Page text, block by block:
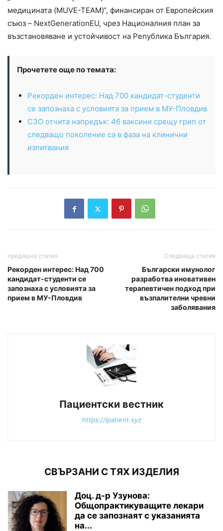
медицината (MUVE-TEAM)“, финансиран от Европейския
съюз – NextGenerationEU, чрез Националния план за
възстановяване и устойчивост на Република България.
Прочетете още по темата:
Рекорден интерес: Над 700 кандидат-студенти
се запознаха с условията за прием в МУ-Пловдив
СЗО отчита напредък: 46 ваксини срещу грип от
следващо поколение са в фаза на клинични
изпитвания
предишна статия
Рекорден интерес: Над 700
кандидат-студенти се
запознаха с условията за
прием в МУ-Пловдив
Следваща статия
Български имунолог
разработва иновативен
терапевтичен подход при
възпалителни чревни
заболявания
Пациентски вестник
https://ipatient.xyz
СВЪРЗАНИ С ТЯХ ИЗДЕЛИЯ
Доц. д-р Узунова:
Общопрактикуващите лекари
да се запознаят с указанията
на...